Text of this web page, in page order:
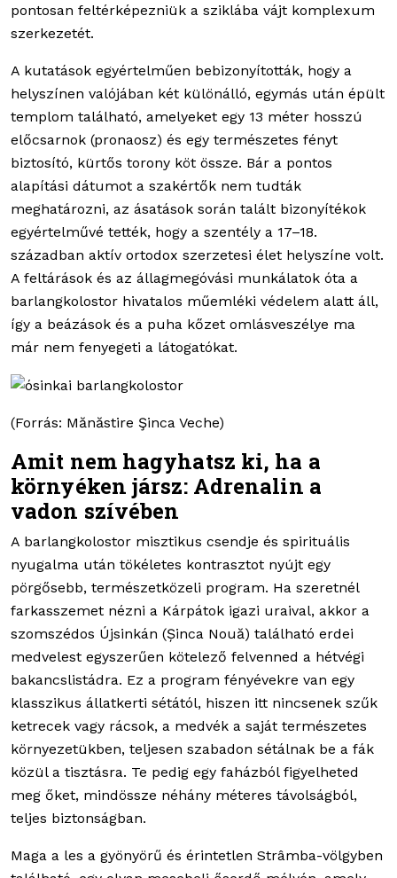
pontosan feltérképezniük a sziklába vájt komplexum
szerkezetét.
A kutatások egyértelműen bebizonyították, hogy a
helyszínen valójában két különálló, egymás után épült
templom található, amelyeket egy 13 méter hosszú
előcsarnok (pronaosz) és egy természetes fényt
biztosító, kürtős torony köt össze. Bár a pontos
alapítási dátumot a szakértők nem tudták
meghatározni, az ásatások során talált bizonyítékok
egyértelművé tették, hogy a szentély a 17–18.
században aktív ortodox szerzetesi élet helyszíne volt.
A feltárások és az állagmegóvási munkálatok óta a
barlangkolostor hivatalos műemléki védelem alatt áll,
így a beázások és a puha kőzet omlásveszélye ma
már nem fenyegeti a látogatókat.
(Forrás: Mănăstire Şinca Veche)
Amit nem hagyhatsz ki, ha a
környéken jársz: Adrenalin a
vadon szívében
A barlangkolostor misztikus csendje és spirituális
nyugalma után tökéletes kontrasztot nyújt egy
pörgősebb, természetközeli program. Ha szeretnél
farkasszemet nézni a Kárpátok igazi uraival, akkor a
szomszédos Újsinkán (Șinca Nouă) található erdei
medvelest egyszerűen kötelező felvenned a hétvégi
bakancslistádra. Ez a program fényévekre van egy
klasszikus állatkerti sétától, hiszen itt nincsenek szűk
ketrecek vagy rácsok, a medvék a saját természetes
környezetükben, teljesen szabadon sétálnak be a fák
közül a tisztásra. Te pedig egy faházból figyelheted
meg őket, mindössze néhány méteres távolságból,
teljes biztonságban.
Maga a les a gyönyörű és érintetlen Strâmba-völgyben